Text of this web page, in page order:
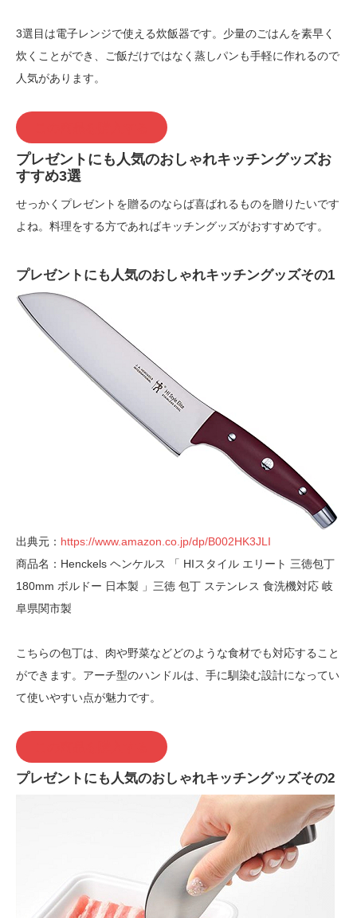
3選目は電子レンジで使える炊飯器です。少量のごはんを素早く
炊くことができ、ご飯だけではなく蒸しパンも手軽に作れるので
人気があります。
プレゼントにも人気のおしゃれキッチングッズお
すすめ3選
せっかくプレゼントを贈るのならば喜ばれるものを贈りたいです
よね。料理をする方であればキッチングッズがおすすめです。
プレゼントにも人気のおしゃれキッチングッズその1
出典元： https://www.amazon.co.jp/dp/B002HK3JLI
商品名：Henckels ヘンケルス 「 HIスタイル エリート 三徳包丁
180mm ボルドー 日本製 」三徳 包丁 ステンレス 食洗機対応 岐
阜県関市製
こちらの包丁は、肉や野菜などどのような食材でも対応すること
ができます。アーチ型のハンドルは、手に馴染む設計になってい
て使いやすい点が魅力です。
プレゼントにも人気のおしゃれキッチングッズその2